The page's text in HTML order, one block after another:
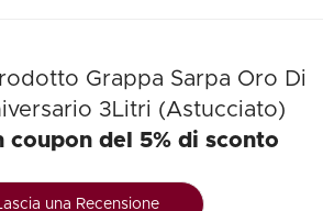
Grappa Sarpa Oro Di
3Litri (Astucciato)
coupon del 5% di sconto
una Recensione